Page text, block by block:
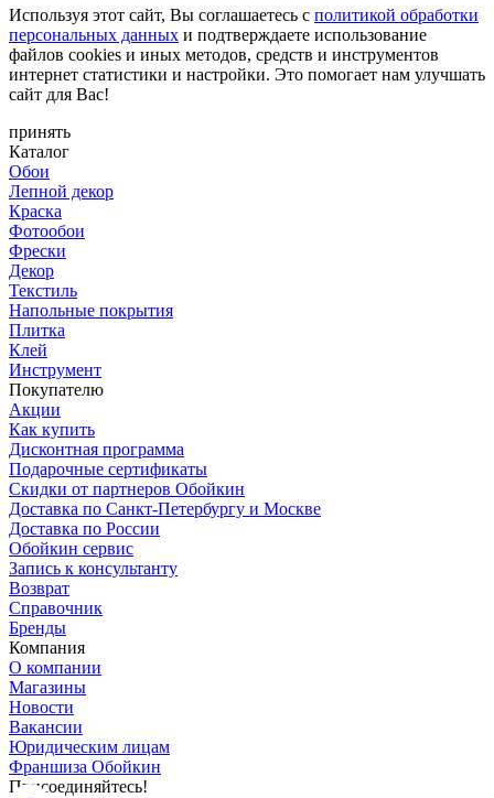
Используя этот сайт, Вы соглашаетесь с политикой обработки
персональных данных и подтверждаете использование
файлов cookies и иных методов, средств и инструментов
интернет статистики и настройки. Это помогает нам улучшать
сайт для Вас!
принять
Каталог
Обои
Лепной декор
Краска
Фотообои
Фрески
Декор
Текстиль
Напольные покрытия
Плитка
Клей
Инструмент
Покупателю
Акции
Как купить
Дисконтная программа
Подарочные сертификаты
Скидки от партнеров Обойкин
Доставка по Санкт-Петербургу и Москве
Доставка по России
Обойкин сервис
Запись к консультанту
Возврат
Справочник
Бренды
Компания
О компании
Магазины
Новости
Вакансии
Юридическим лицам
Франшиза Обойкин
Присоединяйтесь!